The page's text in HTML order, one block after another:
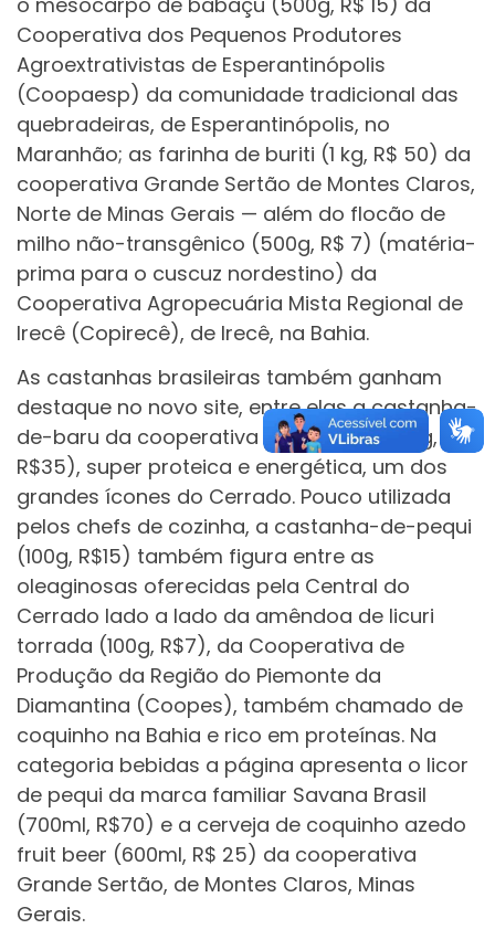
Cooperativa dos Pequenos Produtores
Agroextrativistas de Esperantinópolis
(Coopaesp) da comunidade tradicional das
quebradeiras, de Esperantinópolis, no
Maranhão; as farinha de buriti (1 kg, R$ 50) da
cooperativa Grande Sertão de Montes Claros,
Norte de Minas Gerais — além do flocão de
milho não-transgênico (500g, R$ 7) (matéria-
prima para o cuscuz nordestino) da
Cooperativa Agropecuária Mista Regional de
Irecê (Copirecê), de Irecê, na Bahia.
As castanhas brasileiras também ganham
destaque no novo site, entre elas a castanha-
de-baru da cooperativa Copabase (300g,
R$35), super proteica e energética, um dos
grandes ícones do Cerrado. Pouco utilizada
pelos chefs de cozinha, a castanha-de-pequi
(100g, R$15) também figura entre as
oleaginosas oferecidas pela Central do
Cerrado lado a lado da amêndoa de licuri
torrada (100g, R$7), da Cooperativa de
Produção da Região do Piemonte da
Diamantina (Coopes), também chamado de
coquinho na Bahia e rico em proteínas. Na
categoria bebidas a página apresenta o licor
de pequi da marca familiar Savana Brasil
(700ml, R$70) e a cerveja de coquinho azedo
fruit beer (600ml, R$ 25) da cooperativa
Grande Sertão, de Montes Claros, Minas
Gerais.